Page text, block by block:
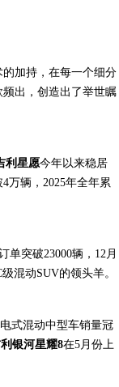
加持，在每一个细分
出，创造出了举世瞩
利星愿今年以来稳居
万辆，2025年全年累
单突破23000辆，12月
混动SUV的领头羊。
式混动中型车销量冠
银河星耀8在5月份上